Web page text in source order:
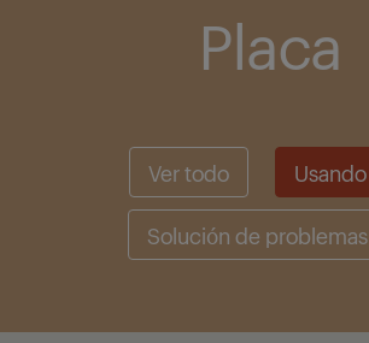
Placa
Ver todo Usando
Solución de problemas